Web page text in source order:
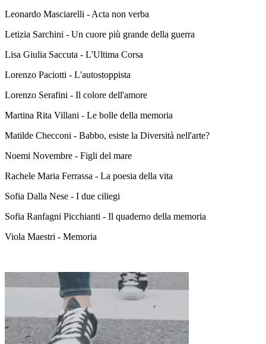
Leonardo Masciarelli - Acta non verba
Letizia Sarchini - Un cuore più grande della guerra
Lisa Giulia Saccuta - L'Ultima Corsa
Lorenzo Paciotti - L'autostoppista
Lorenzo Serafini - Il colore dell'amore
Martina Rita Villani - Le bolle della memoria
Matilde Checconi - Babbo, esiste la Diversità nell'arte?
Noemi Novembre - Figli del mare
Rachele Maria Ferrassa - La poesia della vita
Sofia Dalla Nese - I due ciliegi
Sofia Ranfagni Picchianti - Il quaderno della memoria
Viola Maestri - Memoria